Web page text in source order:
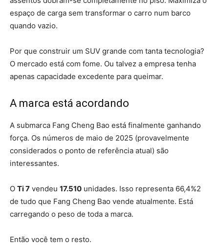
espaço de carga sem transformar o carro num barco
quando vazio.
Por que construir um SUV grande com tanta tecnologia?
O mercado está com fome. Ou talvez a empresa tenha
apenas capacidade excedente para queimar.
A marca está acordando
A submarca Fang Cheng Bao está finalmente ganhando
força. Os números de maio de 2025 (provavelmente
considerados o ponto de referência atual) são
interessantes.
O Ti 7 vendeu 17.510 unidades. Isso representa 66,4%2
de tudo que Fang Cheng Bao vende atualmente. Está
carregando o peso de toda a marca.
Então você tem o resto.